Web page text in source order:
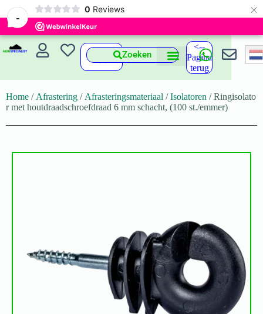
-
0 Reviews ×
Zoeken
<--
Pagina
terug
Home / Afrastering / Afrasteringsmateriaal /Isolatoren / Ringisolato
r met houtdraadschroefdraad 6 mm schacht, (100 st./emmer)